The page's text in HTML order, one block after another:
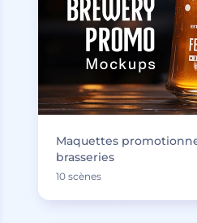
Maquettes
brasseries
10 scènes